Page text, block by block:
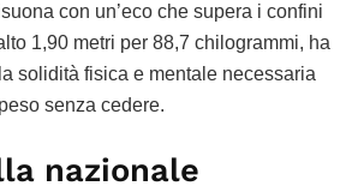
con un’eco che supera i confini
1,90 metri per 88,7 chilogrammi, ha
solidità fisica e mentale necessaria
senza cedere.
nazionale